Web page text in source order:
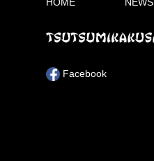
HOME NEWS
Facebook